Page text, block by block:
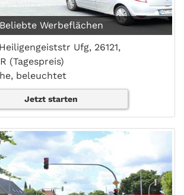
Beliebte Werbeflächen
Ufg, 26121,
(Tagespreis)
beleuchtet
Jetzt starten